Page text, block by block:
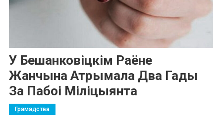
У Бешанковіцкім Раёне
Жанчына Атрымала Два Гады
За Пабоі Міліцыянта
Грамадства